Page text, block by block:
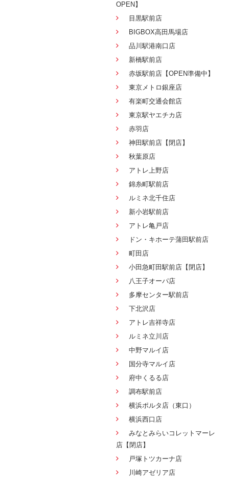
OPEN】
目黒駅前店
BIGBOX高田馬場店
品川駅港南口店
新橋駅前店
赤坂駅前店【OPEN準備中】
東京メトロ銀座店
有楽町交通会館店
東京駅ヤエチカ店
赤羽店
神田駅前店【閉店】
秋葉原店
アトレ上野店
錦糸町駅前店
ルミネ北千住店
新小岩駅前店
アトレ亀戸店
ドン・キホーテ蒲田駅前店
町田店
小田急町田駅前店【閉店】
八王子オーパ店
多摩センター駅前店
下北沢店
アトレ吉祥寺店
ルミネ立川店
中野マルイ店
国分寺マルイ店
府中くるる店
調布駅前店
横浜ポルタ店（東口）
横浜西口店
みなとみらいコレットマーレ
店【閉店】
戸塚トツカーナ店
川崎アゼリア店